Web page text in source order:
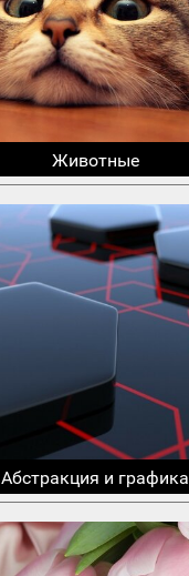
Животные
Абстракция и графика